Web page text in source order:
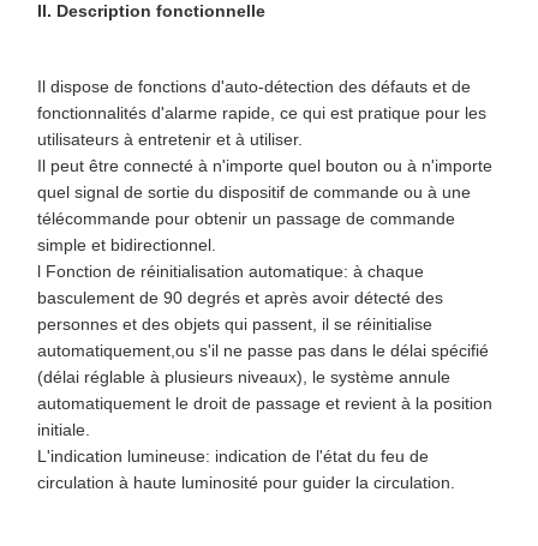
II. Description fonctionnelle
Il dispose de fonctions d'auto-détection des défauts et de
fonctionnalités d'alarme rapide, ce qui est pratique pour les
utilisateurs à entretenir et à utiliser.
Il peut être connecté à n'importe quel bouton ou à n'importe
quel signal de sortie du dispositif de commande ou à une
télécommande pour obtenir un passage de commande
simple et bidirectionnel.
l Fonction de réinitialisation automatique: à chaque
basculement de 90 degrés et après avoir détecté des
personnes et des objets qui passent, il se réinitialise
automatiquement,ou s'il ne passe pas dans le délai spécifié
(délai réglable à plusieurs niveaux), le système annule
automatiquement le droit de passage et revient à la position
initiale.
L'indication lumineuse: indication de l'état du feu de
circulation à haute luminosité pour guider la circulation.